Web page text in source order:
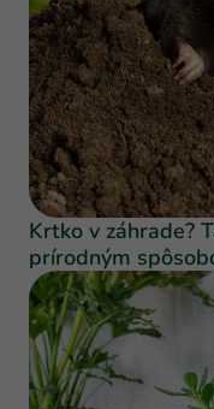
Krtko v záhrade?
prírodným